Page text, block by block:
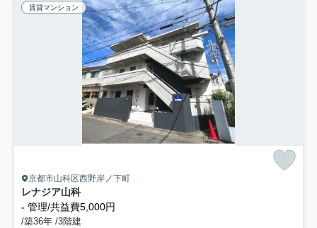
賃貸マンション
京都市山科区西野岸ノ下町
レナジア山科
- 管理/共益費5,000円
/築36年 /3階建